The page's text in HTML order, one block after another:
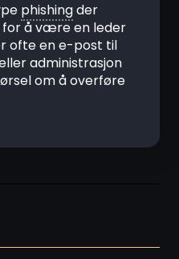
phishingder
for å være en leder
ofte en e-post til
administrasjon
om å overføre